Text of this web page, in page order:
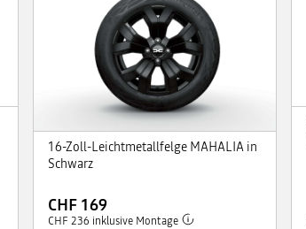
16-Zoll-Leichtmetallfelge MAHALIA in
Schwarz
CHF 169
CHF 236 inklusive Montage